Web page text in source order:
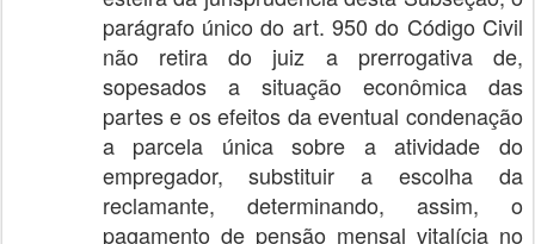
parágrafo único do art. 950 do Código Civil
não retira do juiz a prerrogativa de,
sopesados a situação econômica das
partes e os efeitos da eventual condenação
a parcela única sobre a atividade do
empregador, substituir a escolha da
reclamante, determinando, assim, o
pagamento de pensão mensal vitalícia no